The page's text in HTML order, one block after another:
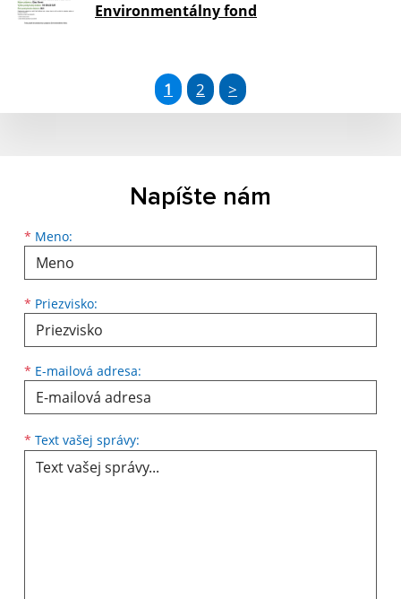
Environmentálny fond
1 2 >
Napíšte nám
* Meno:
Meno
* Priezvisko:
Priezvisko
* E-mailová adresa:
E-mailová adresa
* Text vašej správy: